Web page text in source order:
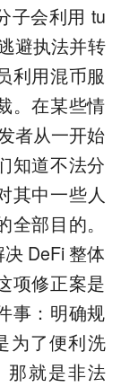
子会利用 tu
避执法并转
利用混币服
。在某些情
者从一开始
知道不法分
其中一些人
部目的。
DeFi 整体
项修正案是
事：明确规
为了便利洗
那就是非法